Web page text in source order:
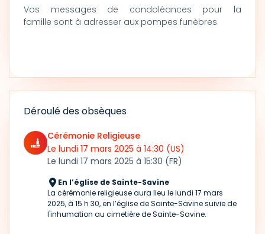
Vos messages de condoléances pour la
famille sont à adresser aux pompes funèbres
Déroulé des obsèques
Cérémonie Religieuse
Le lundi 17 mars 2025 à 14:30 (US)
Le lundi 17 mars 2025 à 15:30 (FR)
En l’église de Sainte-Savine
La cérémonie religieuse aura lieu le lundi 17 mars
2025, à 15 h 30, en l’église de Sainte-Savine suivie de
l'inhumation au cimetière de Sainte-Savine.